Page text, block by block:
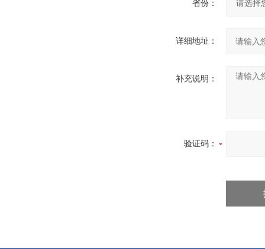
省份：
详细地址：
补充说明：
验证码：